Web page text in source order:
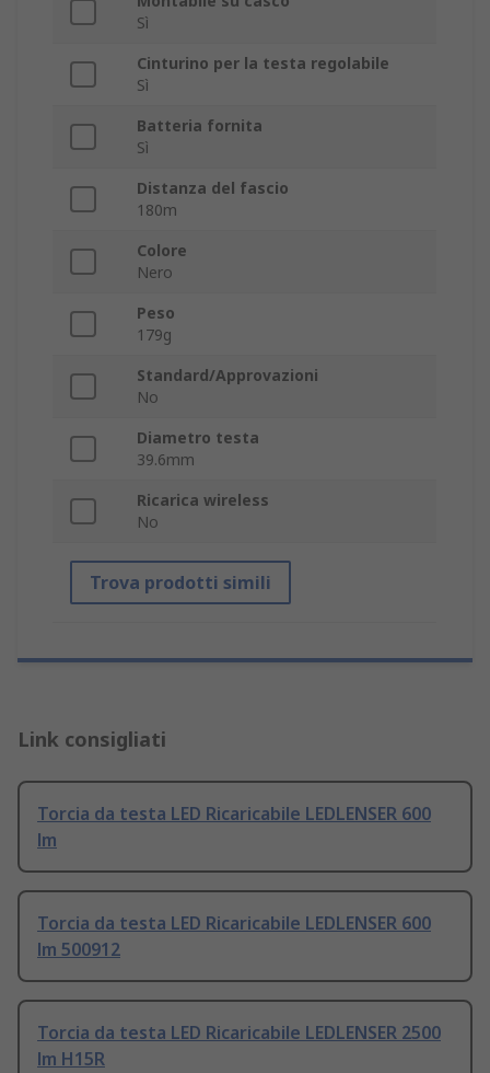
Sì
Cinturino per la testa regolabile
Sì
Batteria fornita
Sì
Distanza del fascio
180m
Colore
Nero
Peso
179g
Standard/Approvazioni
No
Diametro testa
39.6mm
Ricarica wireless
No
Trova prodotti simili
Link consigliati
Torcia da testa LED Ricaricabile LEDLENSER 600
lm
Torcia da testa LED Ricaricabile LEDLENSER 600
lm 500912
Torcia da testa LED Ricaricabile LEDLENSER 2500
lm H15R